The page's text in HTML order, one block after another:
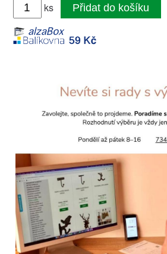
ks
Přidat do košíku